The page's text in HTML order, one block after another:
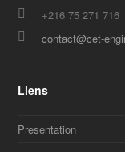
+216 75 271 716
contact@cet-
Liens
Presentation